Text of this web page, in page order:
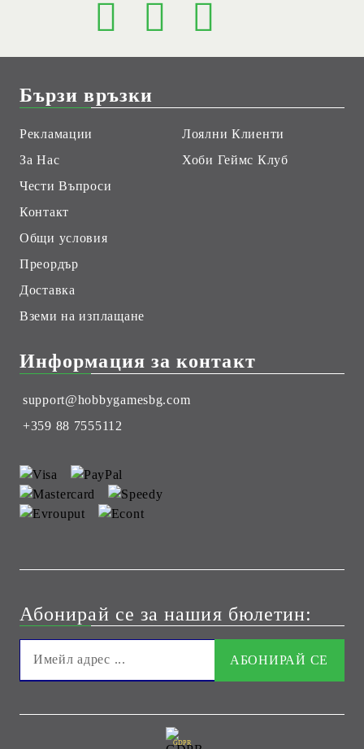
Бързи връзки
Рекламации
За Нас
Чести Въпроси
Контакт
Общи условия
Преордър
Доставка
Вземи на изплащане
Лоялни Клиенти
Хоби Геймс Клуб
Информация за контакт
support@hobbygamesbg.com
+359 88 7555112
Абонирай се за нашия бюлетин:
GDPR